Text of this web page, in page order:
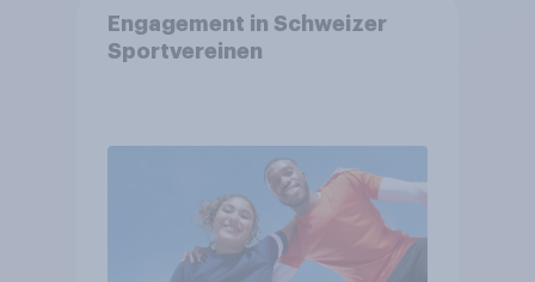
Engagement in Schweizer
Sportvereinen